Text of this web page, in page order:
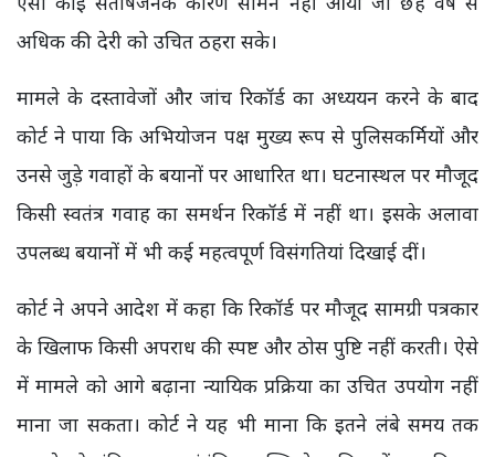
अधिक की देरी को उचित ठहरा सके।
मामले के दस्तावेजों और जांच रिकॉर्ड का अध्ययन करने के बाद
कोर्ट ने पाया कि अभियोजन पक्ष मुख्य रूप से पुलिसकर्मियों और
उनसे जुड़े गवाहों के बयानों पर आधारित था। घटनास्थल पर मौजूद
किसी स्वतंत्र गवाह का समर्थन रिकॉर्ड में नहीं था। इसके अलावा
उपलब्ध बयानों में भी कई महत्वपूर्ण विसंगतियां दिखाई दीं।
कोर्ट ने अपने आदेश में कहा कि रिकॉर्ड पर मौजूद सामग्री पत्रकार
के खिलाफ किसी अपराध की स्पष्ट और ठोस पुष्टि नहीं करती। ऐसे
में मामले को आगे बढ़ाना न्यायिक प्रक्रिया का उचित उपयोग नहीं
माना जा सकता। कोर्ट ने यह भी माना कि इतने लंबे समय तक